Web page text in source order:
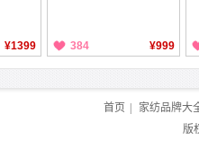
¥1399 384 ¥999
首页 家纺品牌大
版